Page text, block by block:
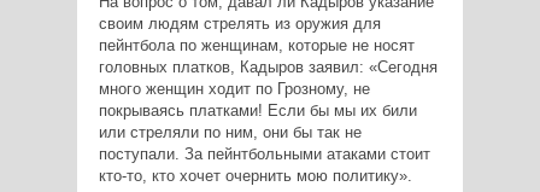
своим людям стрелять из оружия для
пейнтбола по женщинам, которые не носят
головных платков, Кадыров заявил: «Сегодня
много женщин ходит по Грозному, не
покрываясь платками! Если бы мы их били
или стреляли по ним, они бы так не
поступали. За пейнтбольными атаками стоит
кто-то, кто хочет очернить мою политику».